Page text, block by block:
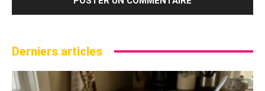
Derniers articles